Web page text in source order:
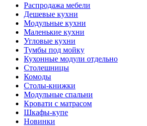
Распродажа мебели
Дешевые кухни
Модульные кухни
Маленькие кухни
Угловые кухни
Тумбы под мойку
Кухонные модули отдельно
Столешницы
Комоды
Столы-книжки
Модульные спальни
Кровати с матрасом
Шкафы-купе
Новинки